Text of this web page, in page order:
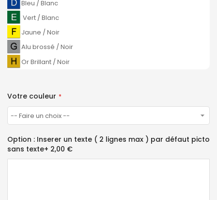
Bleu / Blanc
Vert / Blanc
Jaune / Noir
Alu brossé / Noir
Or Brillant / Noir
Votre couleur
Option : Inserer un texte ( 2 lignes max ) par défaut picto
sans texte+ 2,00 €